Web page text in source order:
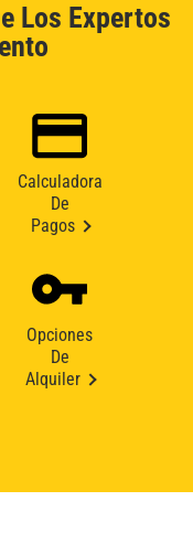
Los Expertos
Calculadora
De
Pagos
Opciones
De
Alquiler